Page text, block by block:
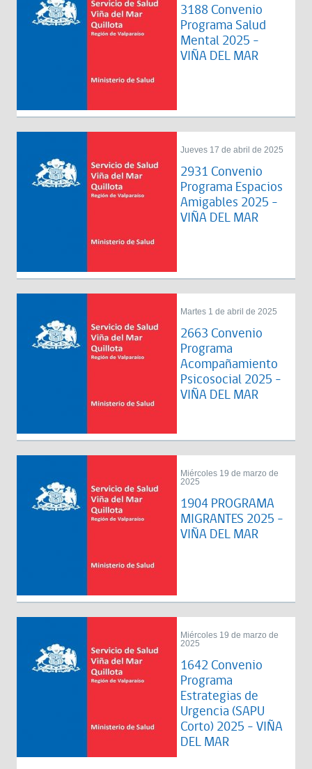
3188 Convenio
Programa Salud
Mental 2025 -
VIÑA DEL MAR
Jueves 17 de abril de 2025
2931 Convenio
Programa Espacios
Amigables 2025 -
VIÑA DEL MAR
Martes 1 de abril de 2025
2663 Convenio
Programa
Acompañamiento
Psicosocial 2025 -
VIÑA DEL MAR
Miércoles 19 de marzo de
2025
1904 PROGRAMA
MIGRANTES 2025 -
VIÑA DEL MAR
Miércoles 19 de marzo de
2025
1642 Convenio
Programa
Estrategias de
Urgencia (SAPU
Corto) 2025 - VIÑA
DEL MAR